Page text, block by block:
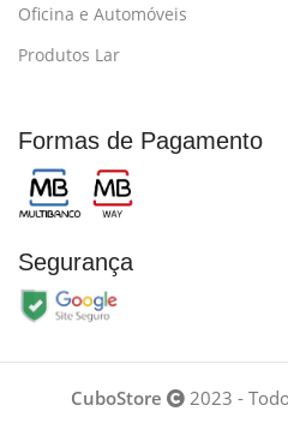
Oficina e Automóveis
Produtos Lar
Formas de Pagamento
Segurança
CuboStore 2023 -